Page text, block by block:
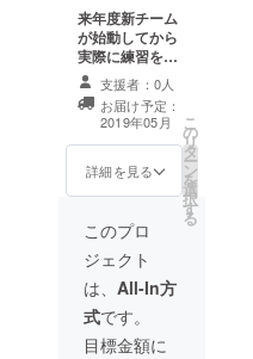
トレー
ニン
グ、な
お受け
致しま
す。 こ
ちら関
西在住
す。
来年度新チーム
が始動してから
実際に練習を見
に来て頂き、1日
監督としてお招
き致します。
支援者：0人
お届け予定：
2019年05月
詳細を見る
こ
の
リ
タ
ー
ン
を
選
択
す
る
このプロ
ジェクト
は、 All-In方
式です。
目標金額に